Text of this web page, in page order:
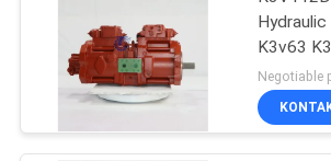
K3v63
Negotiable